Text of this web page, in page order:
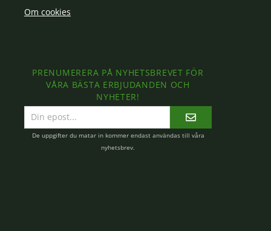
Om cookies
PRENUMERERA PÅ NYHETSBREVET FÖR
VÅRA BÄSTA ERBJUDANDEN OCH
NYHETER!
postadress
De uppgifter du matar in kommer endast användas till våra
nyhetsbrev.